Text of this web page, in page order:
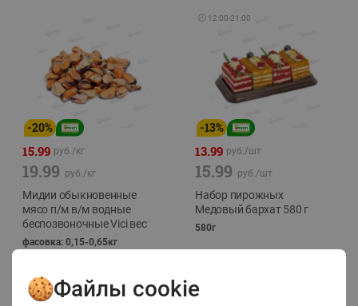
-20%
15.99 руб./кг
19.99 руб./кг
Мидии обыкновенные
мясо п/м в/м водные
беспозвоночные Vici вес
фасовка: 0,15-0,65кг
🕘 12:00-21:00
-13%
13.99 руб./шт
15.99 руб./шт
Набор пирожных
Медовый бархат 580 г
580г
Файлы cookie